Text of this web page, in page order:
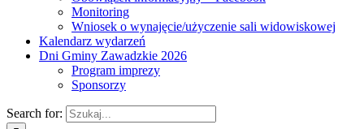
Monitoring
Wniosek o wynajęcie/użyczenie sali widowiskowej
Kalendarz wydarzeń
Dni Gminy Zawadzkie 2026
Program imprezy
Sponsorzy
Search for: